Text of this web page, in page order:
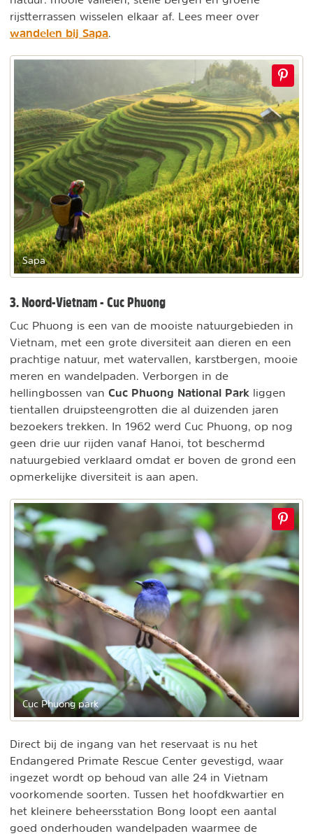
rijstterrassen wisselen elkaar af. Lees meer over
wandelen bij Sapa
Sapa
3. Noord-Vietnam - Cuc Phuong
Cuc Phuong is een van de mooiste natuurgebieden in
Vietnam, met een grote diversiteit aan dieren en een
prachtige natuur, met watervallen, karstbergen, mooie
meren en wandelpaden. Verborgen in de
hellingbossen van Cuc Phuong National Park liggen
tientallen druipsteengrotten die al duizenden jaren
bezoekers trekken. In 1962 werd Cuc Phuong, op nog
geen drie uur rijden vanaf Hanoi, tot beschermd
natuurgebied verklaard omdat er boven de grond een
opmerkelijke diversiteit is aan apen.
Cuc Phuong park
Direct bij de ingang van het reservaat is nu het
Endangered Primate Rescue Center gevestigd, waar
ingezet wordt op behoud van alle 24 in Vietnam
voorkomende soorten. Tussen het hoofdkwartier en
het kleinere beheersstation Bong loopt een aantal
goed onderhouden wandelpaden waarmee de